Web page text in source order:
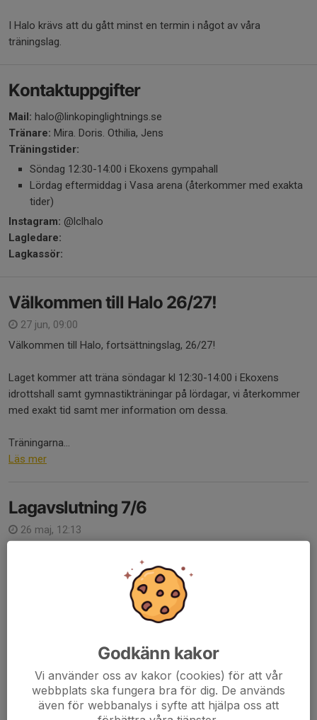
I Halo krävs att du gått minst en termin i något av våra
träningslag.
Kontaktuppgifter
Mail: halo@linkopinglightnings.se
Tränare: Mira. Doris. Othilia, Jens
Träningstider:
Söndag 12:30-14:00 i Ekoxens gympahall
Lördag eftermiddag i Vasa arena (återkommer med exakta
tider)
Instagram: @lclhalo
Lagledare:
Lagkassör:
Välkommen till Halo 26/27!
27 jun, 09:00
Välkommen till Halo, fortsättningslag, 26/27!
Laget kommer att träna söndagar kl 12:30-14:00 i Ekoxens
idrottshall samt gymnastikträningar på lördagar, vi återkommer
med exakt tid samt mer information om dessa.
Träningarna...
Läs mer
Lagavslutning 7/6
26 maj, 12:13
Nu börjar säsongen närma sig sitt slut och därför vill vi bjuda in
till en lagavslutning den 7/6! Under avslutningen kommer vi att
bjuda på fika och ha några roliga aktiviteter tillsammans....
Info sommaruppvisning
24 maj, 21:57
Godkänn kakor
Vi använder oss av kakor (cookies) för att vår
webbplats ska fungera bra för dig. De används
även för webbanalys i syfte att hjälpa oss att